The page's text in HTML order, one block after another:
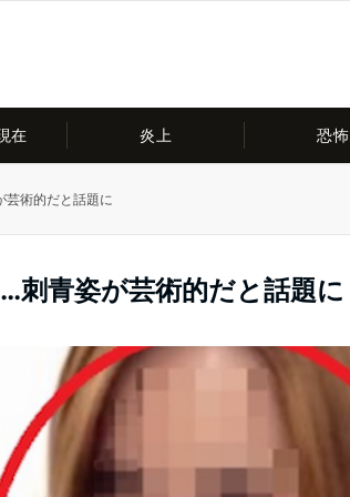
在 炎上 恐怖
芸術的だと話題に
刺青姿が芸術的だと話題に